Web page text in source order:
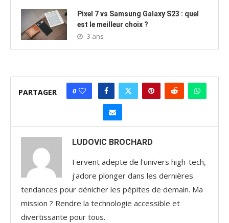
Pixel 7 vs Samsung Galaxy S23 : quel
est le meilleur choix ?
3 ans
PARTAGER 0
LUDOVIC BROCHARD
Fervent adepte de l'univers high-tech,
j'adore plonger dans les dernières
tendances pour dénicher les pépites de demain. Ma
mission ? Rendre la technologie accessible et
divertissante pour tous.